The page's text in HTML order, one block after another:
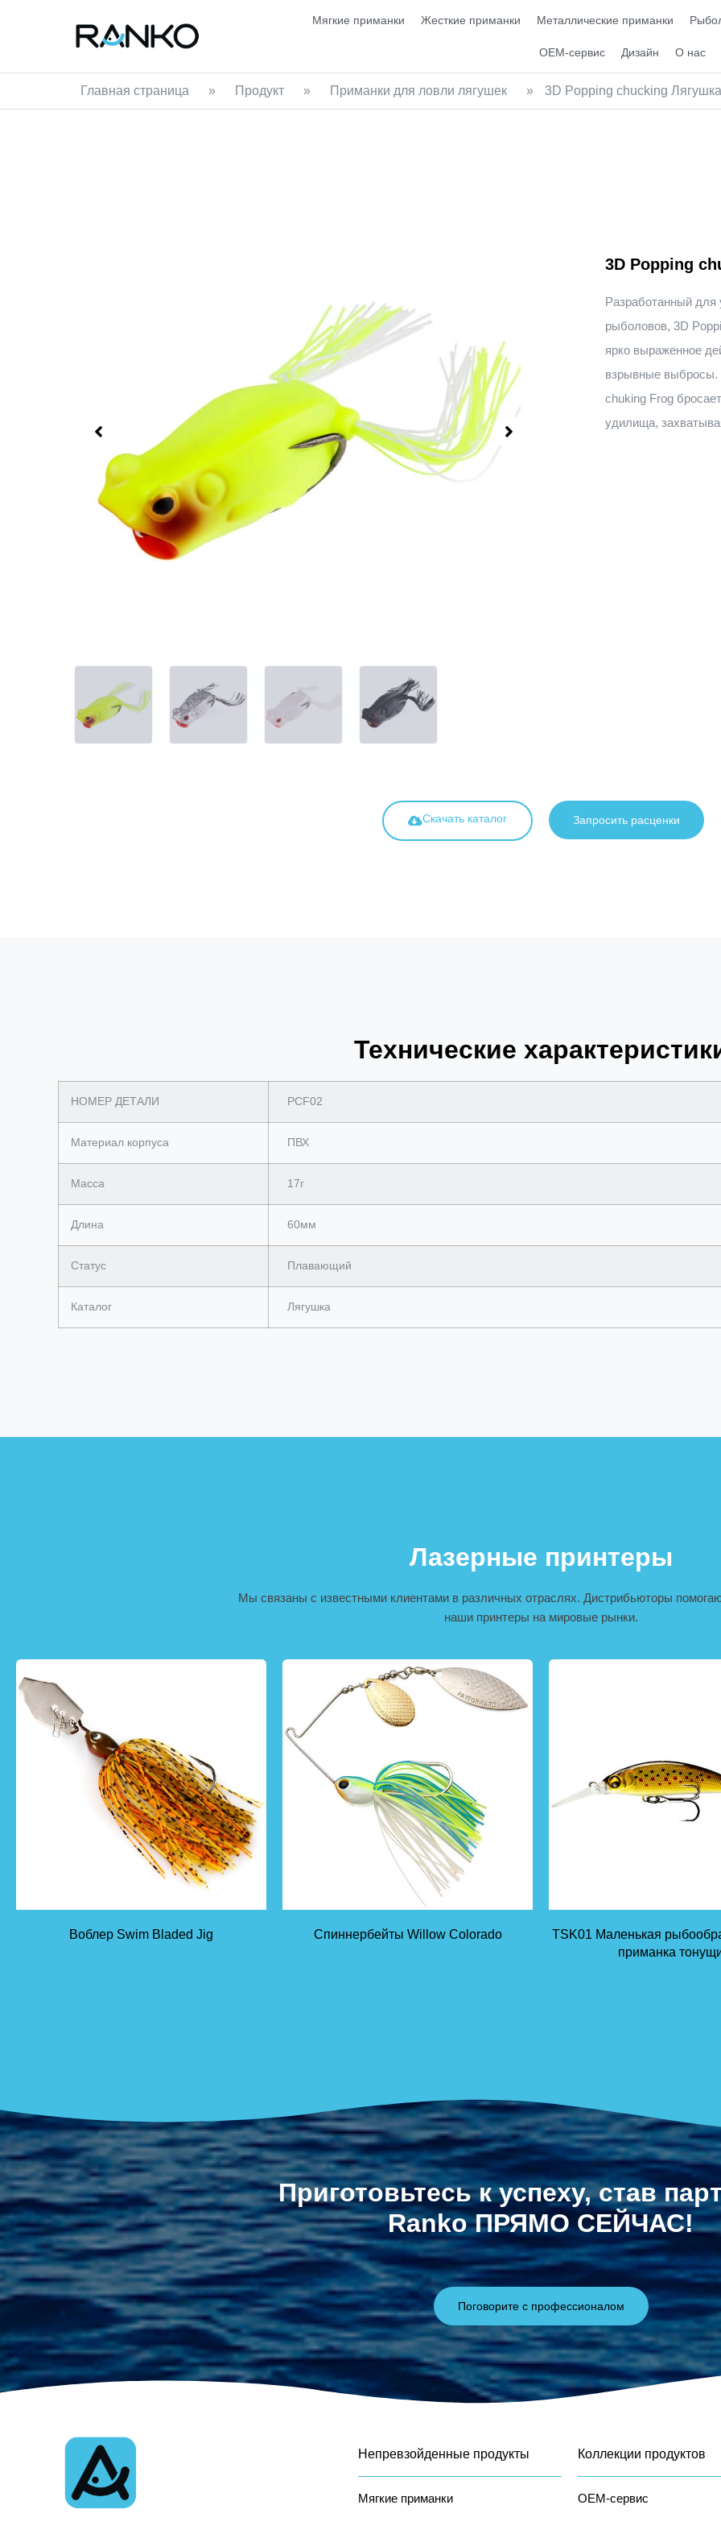
Мягкие приманки Жесткие приманки Металлические приманки
OEM-сервис Дизайн О нас
Главная страница » Продукт » Приманки для ловли лягушек » 3D Popping chucking
3D Popping
Разработанный для
рыболовов, 3D
ярко выраженное
взрывные выбросы.
chuking Frog
удилища,
Скачать каталог Запросить расценки
Технические
НОМЕР ДЕТАЛИ PCF02
Материал корпуса ПВХ
Масса 17г
Длина 60мм
Статус Плавающий
Каталог Лягушка
Лазерные принтеры
Мы связаны с известными клиентами в различных отраслях. Дистрибьюторы
наши принтеры на мировые рынки.
Воблер Swim Bladed Jig Спиннербейты Willow Colorado
TSK01 Маленькая
приманка
Приготовьтесь к успеху, став
Ranko ПРЯМО СЕЙЧАС!
Поговорите с профессионалом
Непревзойденные продукты
Мягкие приманки
Коллекции продуктов
OEM-сервис